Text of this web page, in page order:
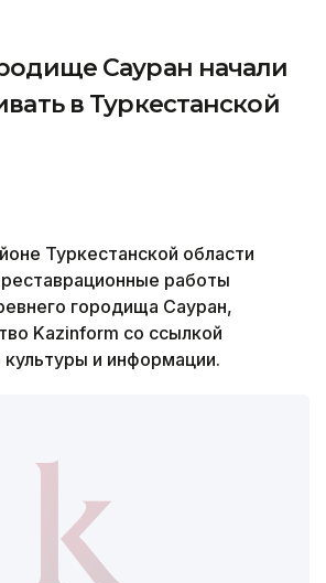
Сауран начали
в Туркестанской
Туркестанской области
работы
городища Сауран,
Kazinform со ссылкой
и информации.